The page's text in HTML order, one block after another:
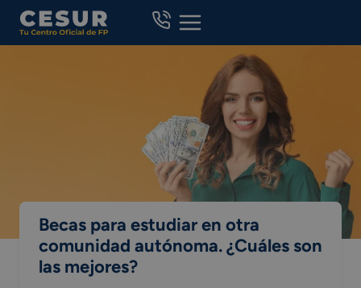
Skip
content
Becas para estudiar en otra
comunidad autónoma. ¿Cuáles son
las mejores?